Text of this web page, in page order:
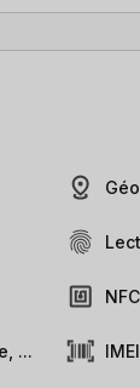
...
NFC
IMEI